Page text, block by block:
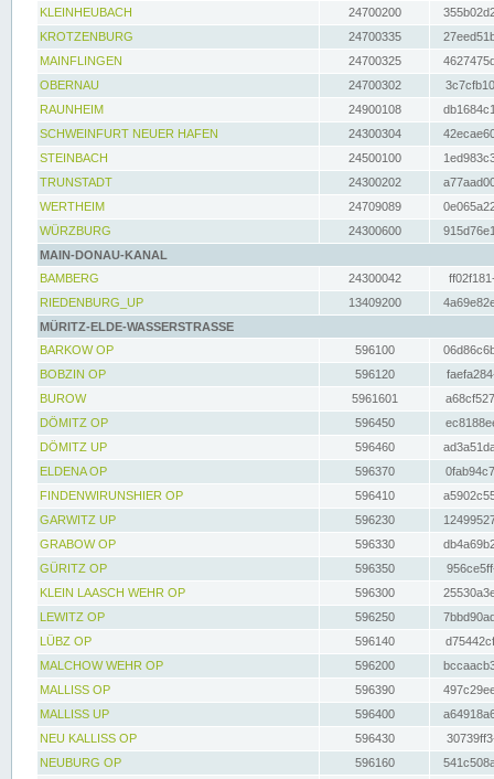
KLEINHEUBACH 24700200
KROTZENBURG
24700335
MAINFLINGEN
24700325
OBERNAU
24700302
RAUNHEIM
24900108
SCHWEINFURT NEUER HAFEN
24300304
STEINBACH
24500100
TRUNSTADT
24300202
WERTHEIM
24709089
WÜRZBURG
24300600
MAIN-DONAU-KANAL
BAMBERG
24300042
RIEDENBURG_UP
13409200
MÜRITZ-ELDE-WASSERSTRASSE
BARKOW OP
596100
BOBZIN OP
596120
BUROW
5961601
DÖMITZ OP
596450
DÖMITZ UP
596460
ELDENA OP
596370
FINDENWIRUNSHIER OP
596410
GARWITZ UP
596230
GRABOW OP
596330
GÜRITZ OP
596350
KLEIN LAASCH WEHR OP
596300
LEWITZ OP
596250
LÜBZ OP
596140
MALCHOW WEHR OP
596200
MALLISS OP
596390
MALLISS UP
596400
NEU KALLISS OP
596430
NEUBURG OP
596160